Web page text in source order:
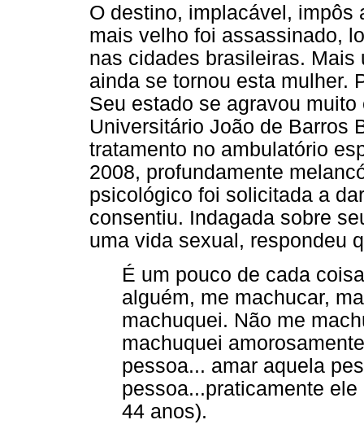
O destino, implacável, impôs
mais velho foi assassinado,
nas cidades brasileiras.
ainda se tornou esta mulher.
Seu estado se agravou
Universitário João de Barros
tratamento no ambulatório
2008, profundamente
psicológico foi solicitada a
consentiu. Indagada sobre
uma vida sexual, respondeu
É um pouco de cada
alguém, me machucar,
machuquei. Não me
machuquei
pessoa... amar aquela
pessoa...praticamente
44 anos).